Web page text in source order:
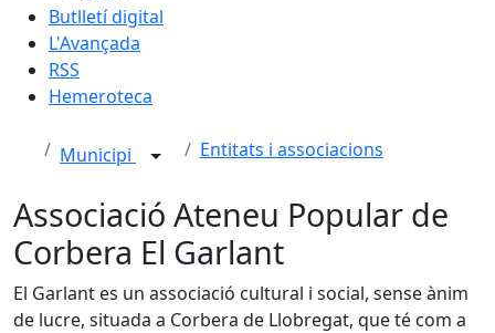
Butlletí digital
L'Avançada
RSS
Hemeroteca
Municipi Entitats i associacions
Associació Ateneu Popular de
Corbera El Garlant
El Garlant es un associació cultural i social, sense ànim
de lucre, situada a Corbera de Llobregat, que té com a